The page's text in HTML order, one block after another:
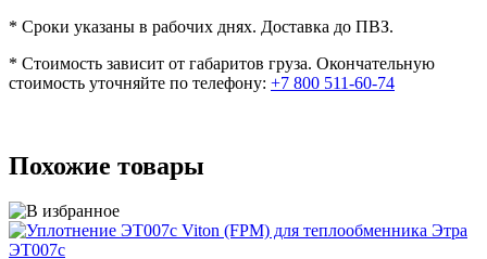
* Сроки указаны в рабочих днях. Доставка до ПВЗ.
* Стоимость зависит от габаритов груза. Окончательную
стоимость уточняйте по телефону: +7 800 511-60-74
Похожие товары